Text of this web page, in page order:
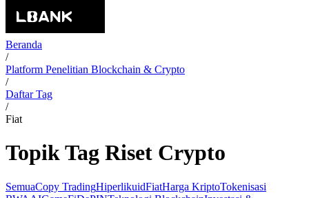
Beranda
/
Platform Penelitian Blockchain & Crypto
/
Daftar Tag
/
Fiat
Topik Tag Riset Crypto
SemuaCopy TradingHiperlikuidFiatHarga KriptoTokenisasi